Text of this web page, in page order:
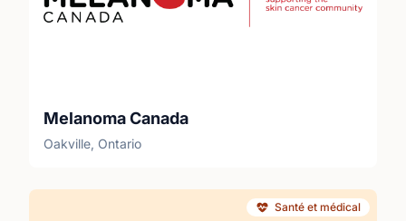
Melanoma Canada
Oakville, Ontario
Santé et médical